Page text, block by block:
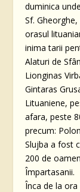
duminica
Sf.
orasul
inima tarii
Alaturi de
Lionginas
Gintaras
Lituaniene,
afara, peste
precum:
Slujba a fost
200 de
Împartasanii.
Înca de la